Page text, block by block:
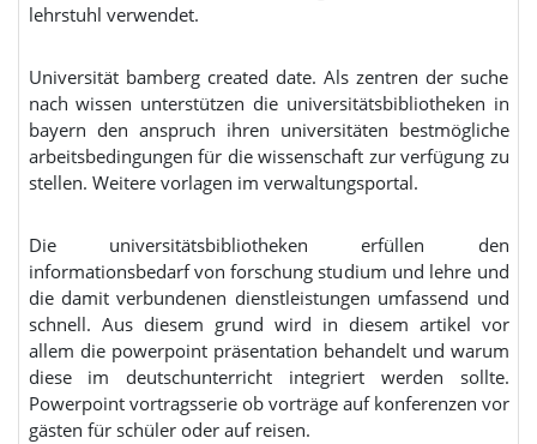
lehrstuhl verwendet.
Universität bamberg created date. Als zentren der suche
nach wissen unterstützen die universitätsbibliotheken in
bayern den anspruch ihren universitäten bestmögliche
arbeitsbedingungen für die wissenschaft zur verfügung zu
stellen. Weitere vorlagen im verwaltungsportal.
Die universitätsbibliotheken erfüllen den
informationsbedarf von forschung studium und lehre und
die damit verbundenen dienstleistungen umfassend und
schnell. Aus diesem grund wird in diesem artikel vor
allem die powerpoint präsentation behandelt und warum
diese im deutschunterricht integriert werden sollte.
Powerpoint vortragsserie ob vorträge auf konferenzen vor
gästen für schüler oder auf reisen.